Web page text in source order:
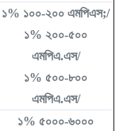
১% ১০০-২০০ এমপিএস;/
১% ২০০-৫০০
এমপিএ.এস/
১% ৫০০-৮০০
এমপিএ.এস/
১% ৫০০০-৬০০০